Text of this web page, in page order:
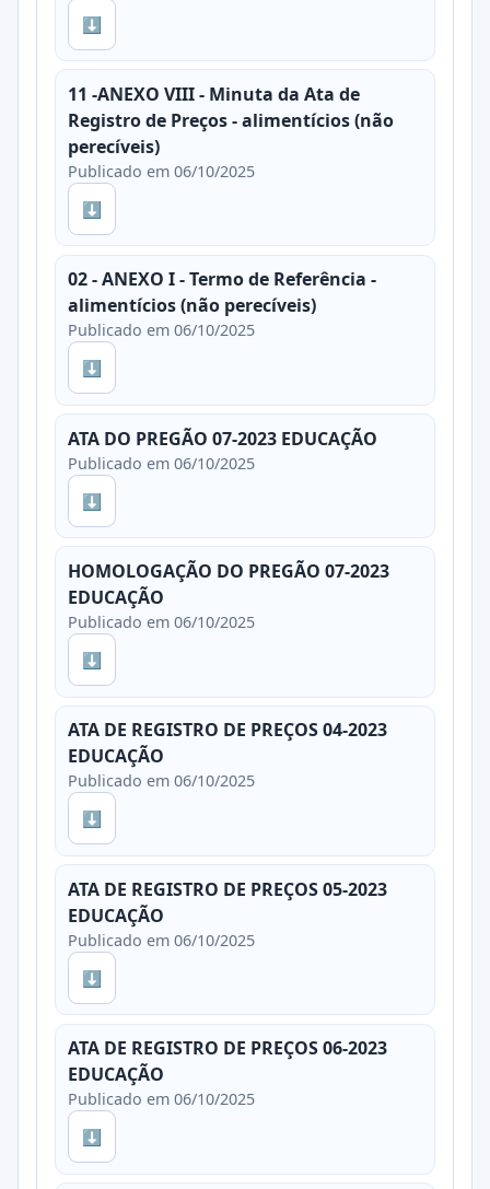
⬇
11 -ANEXO VIII - Minuta da Ata de
Registro de Preços - alimentícios (não
perecíveis)
Publicado em 06/10/2025
⬇
02 - ANEXO I - Termo de Referência -
alimentícios (não perecíveis)
Publicado em 06/10/2025
⬇
ATA DO PREGÃO 07-2023 EDUCAÇÃO
Publicado em 06/10/2025
⬇
HOMOLOGAÇÃO DO PREGÃO 07-2023
EDUCAÇÃO
Publicado em 06/10/2025
⬇
ATA DE REGISTRO DE PREÇOS 04-2023
EDUCAÇÃO
Publicado em 06/10/2025
⬇
ATA DE REGISTRO DE PREÇOS 05-2023
EDUCAÇÃO
Publicado em 06/10/2025
⬇
ATA DE REGISTRO DE PREÇOS 06-2023
EDUCAÇÃO
Publicado em 06/10/2025
⬇